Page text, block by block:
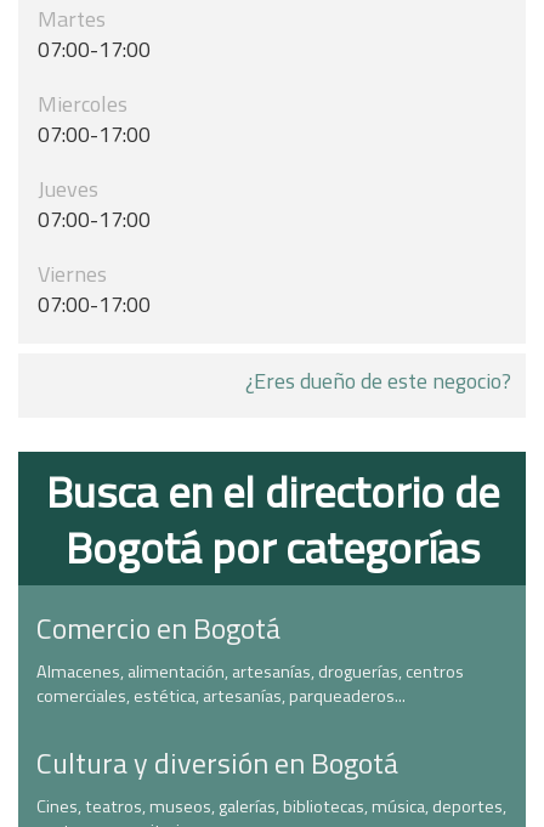
Martes
07:00-17:00
Miercoles
07:00-17:00
Jueves
07:00-17:00
Viernes
07:00-17:00
¿Eres dueño de este negocio?
Busca en el directorio de
Bogotá por categorías
Comercio en Bogotá
Almacenes, alimentación, artesanías, droguerías, centros
comerciales, estética, artesanías, parqueaderos...
Cultura y diversión en Bogotá
Cines, teatros, museos, galerías, bibliotecas, música, deportes,